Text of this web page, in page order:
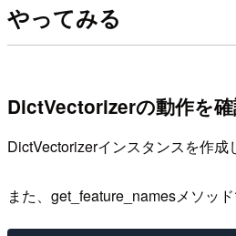
やってみる
DictVectorizerの動作を
DictVectorizerインスタンスを作成
また、get_feature_namesメソッ